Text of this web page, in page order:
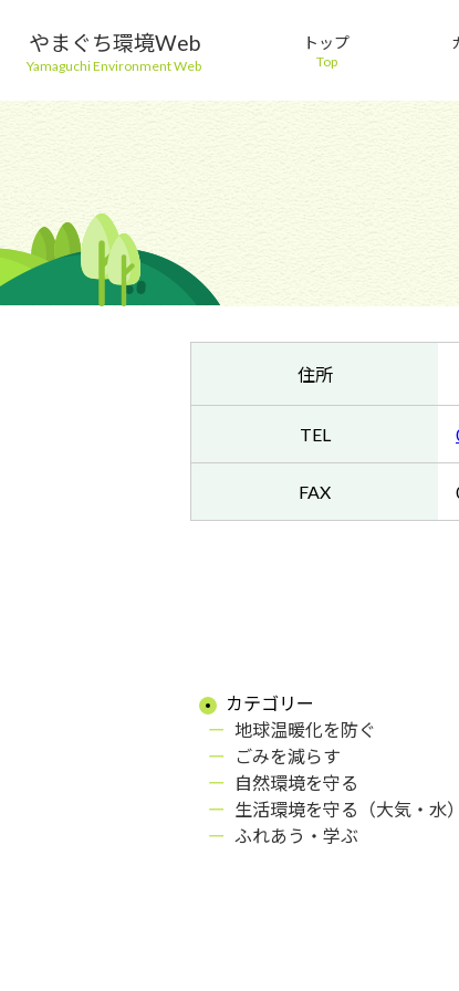
やまぐち環境Web
Yamaguchi Environment Web
トップ
Top
住所
TEL
FAX
カテゴリー
地球温暖化を防ぐ
ごみを減らす
自然環境を守る
生活環境を守る（大気・水）
ふれあう・学ぶ